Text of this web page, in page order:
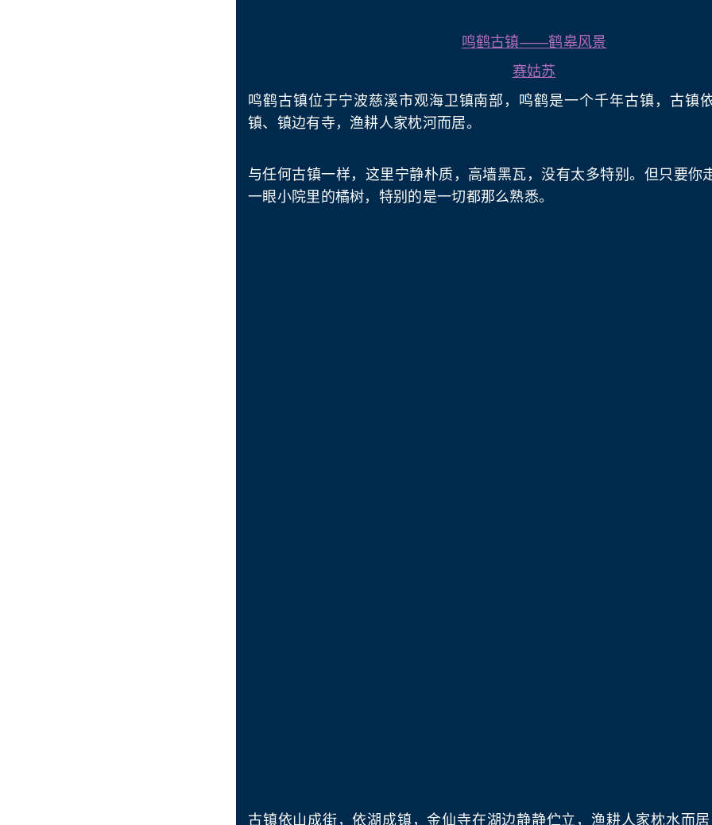
鸣鹤古镇——鹤皋风景
赛姑苏
鸣鹤古镇位于宁波慈溪市观海卫镇南部，鸣鹤是一个千年古镇，古镇
镇、镇边有寺，渔耕人家枕河而居。
与任何古镇一样，这里宁静朴质，高墙黑瓦，没有太多特别。但只要你
一眼小院里的橘树，特别的是一切都那么熟悉。
古镇依山成街，依湖成镇，金仙寺在湖边静静伫立，渔耕人家枕水而